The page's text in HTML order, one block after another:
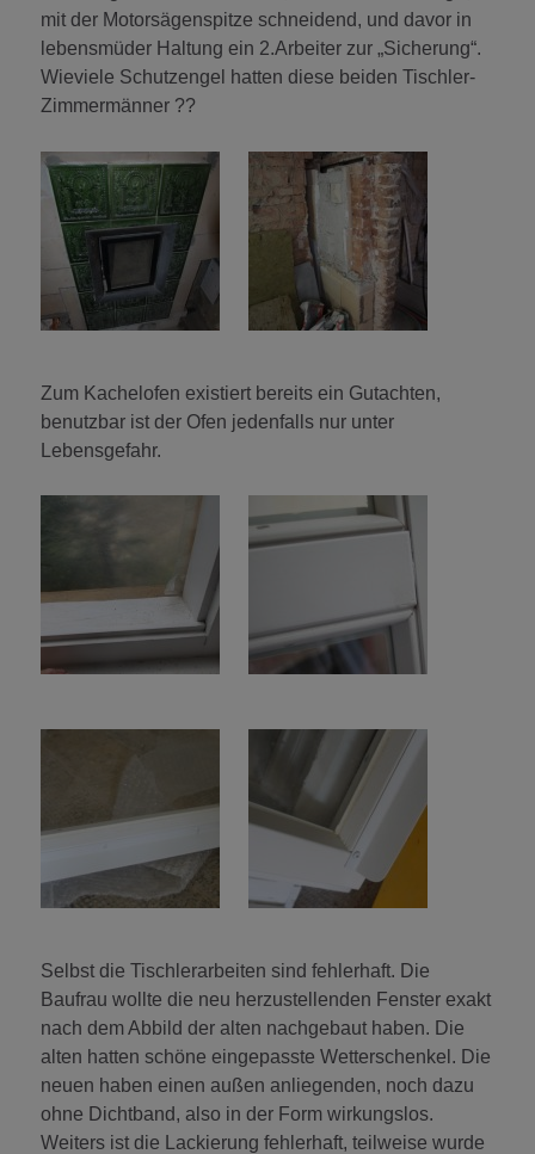
mit der Motorsägenspitze schneidend, und davor in
lebensmüder Haltung ein 2.Arbeiter zur „Sicherung“.
Wieviele Schutzengel hatten diese beiden Tischler-
Zimmermänner ??
Zum Kachelofen existiert bereits ein Gutachten,
benutzbar ist der Ofen jedenfalls nur unter
Lebensgefahr.
Selbst die Tischlerarbeiten sind fehlerhaft. Die
Baufrau wollte die neu herzustellenden Fenster exakt
nach dem Abbild der alten nachgebaut haben. Die
alten hatten schöne eingepasste Wetterschenkel. Die
neuen haben einen außen anliegenden, noch dazu
ohne Dichtband, also in der Form wirkungslos.
Weiters ist die Lackierung fehlerhaft, teilweise wurde